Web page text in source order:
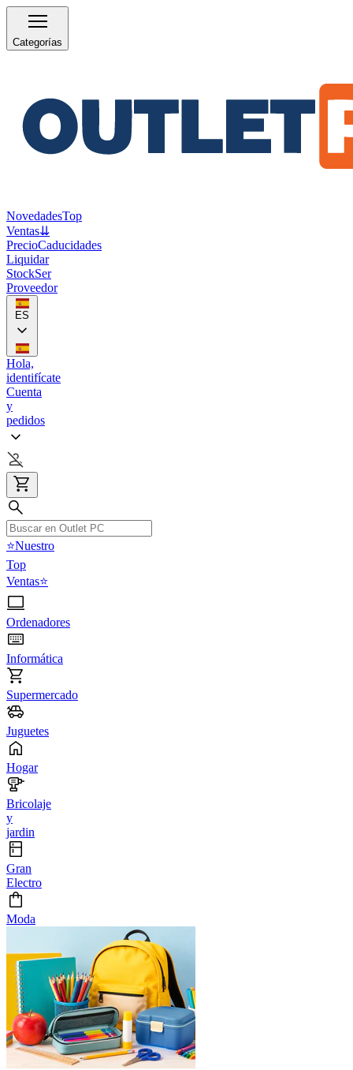
Categorías
NovedadesTop
Ventas⇊
PrecioCaducidades
Liquidar
StockSer
Proveedor
ES
Hola,
identifícate
Cuenta
y
pedidos
⭐Nuestro
Top
Ventas⭐
Ordenadores
Informática
Supermercado
Juguetes
Hogar
Bricolaje
y
jardin
Gran
Electro
Moda